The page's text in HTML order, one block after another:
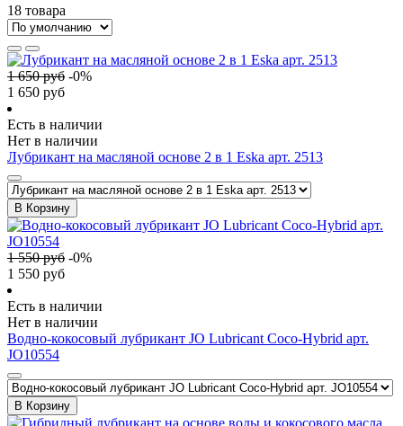
18 товара
1 650руб -0%
1 650 руб
Есть в наличии
Нет в наличии
Лубрикант на масляной основе 2 в 1 Eska арт. 2513
В Корзину
1 550руб -0%
1 550 руб
Есть в наличии
Нет в наличии
Водно-кокосовый лубрикант JO Lubricant Coco-Hybrid арт.
JO10554
В Корзину